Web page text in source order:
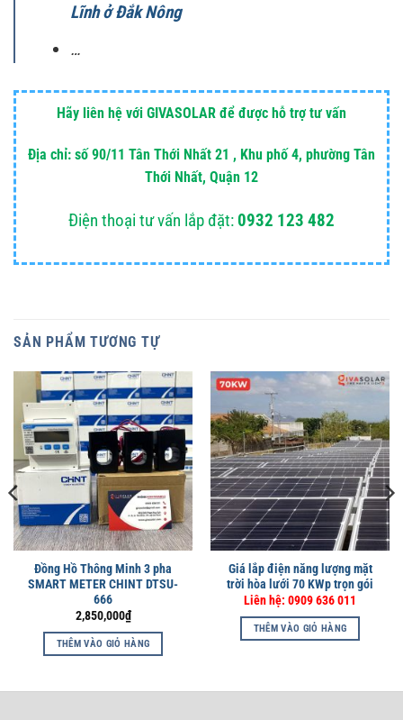
Lĩnh ở Đắk Nông
…
Hãy liên hệ với GIVASOLAR để được hỗ trợ tư vấn
Địa chỉ: số 90/11 Tân Thới Nhất 21 , Khu phố 4, phường Tân
Thới Nhất, Quận 12
Điện thoại tư vấn lắp đặt:0932 123 482
SẢN PHẨM TƯƠNG TỰ
Đồng Hồ Thông Minh 3 pha
SMART METER CHINT DTSU-
666
2,850,000₫
THÊM VÀO GIỎ HÀNG
Giá lắp điện năng lượng mặt
trời hòa lưới 70 KWp trọn gói
Liên hệ: 0909 636 011
THÊM VÀO GIỎ HÀNG